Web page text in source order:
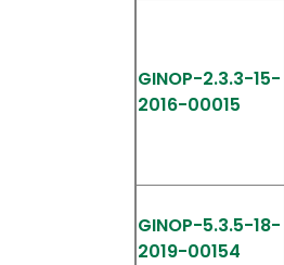
GINOP-2.3.3-15-
2016-00015
GINOP-5.3.5-18-
2019-00154